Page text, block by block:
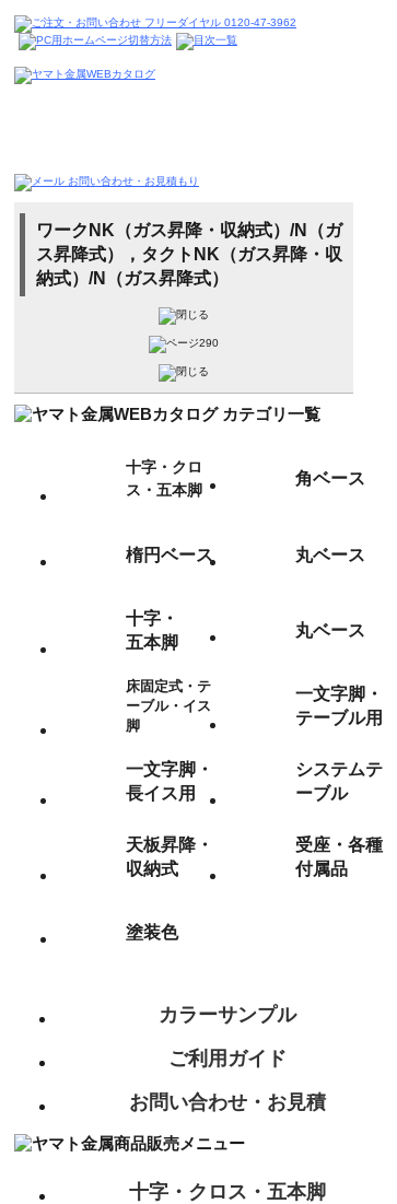
ワークNK（ガス昇降・収納式）/N（ガ
ス昇降式），タクトNK（ガス昇降・収
納式）/N（ガス昇降式）
十字・クロ
ス・五本脚
角ベース
楕円ベース 丸ベース
十字・
五本脚
丸ベース
床固定式・テ
ーブル・イス
脚
一文字脚・
テーブル用
一文字脚・
長イス用
システムテ
ーブル
天板昇降・
収納式
受座・各種
付属品
塗装色
カラーサンプル
ご利用ガイド
お問い合わせ・お見積
十字・クロス・五本脚